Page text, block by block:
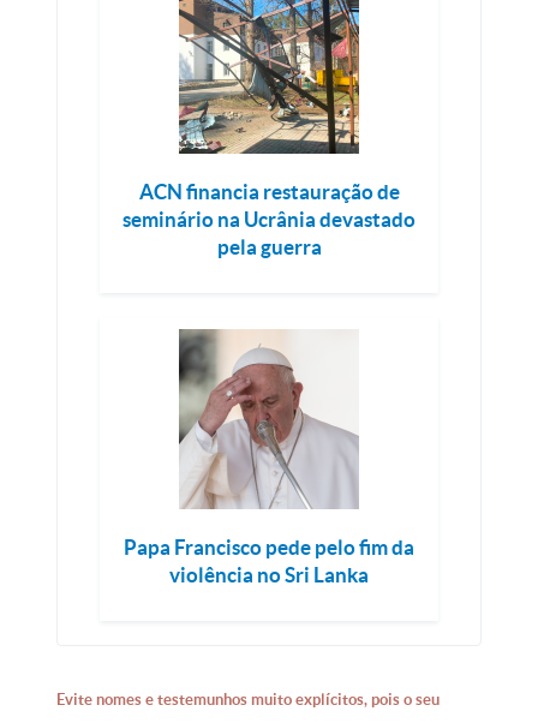
ACN financia restauração de
seminário na Ucrânia devastado
pela guerra
Papa Francisco pede pelo fim da
violência no Sri Lanka
Evite nomes e testemunhos muito explícitos, pois o seu